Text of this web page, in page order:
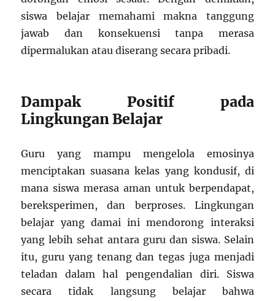
siswa belajar memahami makna tanggung
jawab dan konsekuensi tanpa merasa
dipermalukan atau diserang secara pribadi.
Dampak Positif pada
Lingkungan Belajar
Guru yang mampu mengelola emosinya
menciptakan suasana kelas yang kondusif, di
mana siswa merasa aman untuk berpendapat,
bereksperimen, dan berproses. Lingkungan
belajar yang damai ini mendorong interaksi
yang lebih sehat antara guru dan siswa. Selain
itu, guru yang tenang dan tegas juga menjadi
teladan dalam hal pengendalian diri. Siswa
secara tidak langsung belajar bahwa